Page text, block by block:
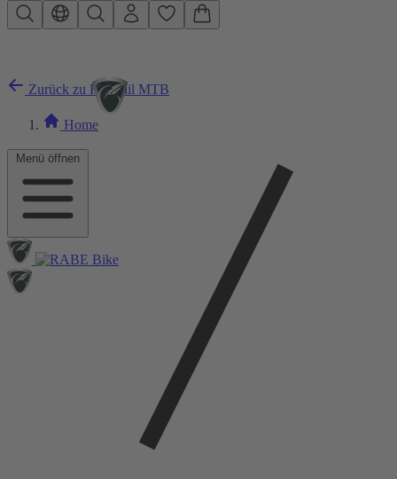
Zum Hauptinhalt springen
Menü öffnen
Zurück zu Hardtail MTB
Home